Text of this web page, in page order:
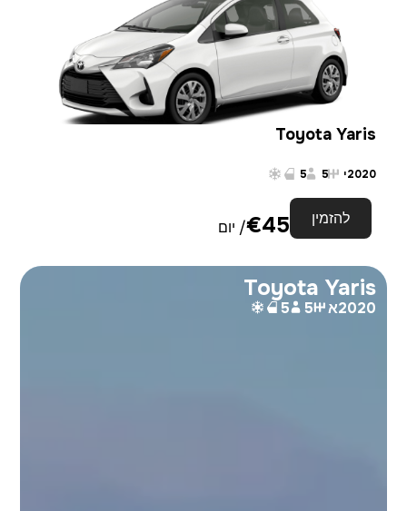
Toyota Yaris
2020 י 5
5
להזמין €45 / יום
Toyota Yaris
2020 א 5
5